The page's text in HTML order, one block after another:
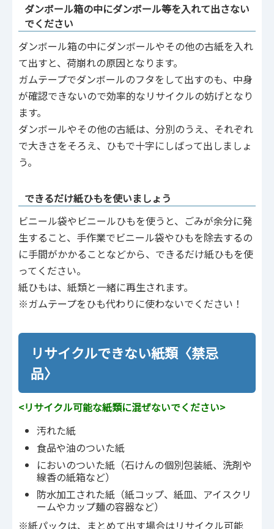
ダンボール箱の中にダンボール等を入れて出さない
でください
ダンボール箱の中にダンボールやその他の古紙を入れ
て出すと、荷崩れの原因となります。
ガムテープでダンボールのフタをして出すのも、中身
が確認できないので効率的なリサイクルの妨げとなり
ます。
ダンボールやその他の古紙は、分別のうえ、それぞれ
で大きさをそろえ、ひもで十字にしばって出しましょ
う。
できるだけ紙ひもを使いましょう
ビニール袋やビニールひもを使うと、ごみが余分に発
生すること、手作業でビニール袋やひもを除去するの
に手間がかかることなどから、できるだけ紙ひもを使
ってください。
紙ひもは、紙類と一緒に再生されます。
※ガムテープをひも代わりに使わないでください！
リサイクルできない紙類〈禁忌
品〉
<リサイクル可能な紙類に混ぜないでください>
汚れた紙
食品や油のついた紙
においのついた紙（石けんの個別包装紙、洗剤や
線香の紙箱など）
防水加工された紙（紙コップ、紙皿、アイスクリ
ームやカップ麺の容器など）
※紙パックは、まとめて出す場合はリサイクル可能